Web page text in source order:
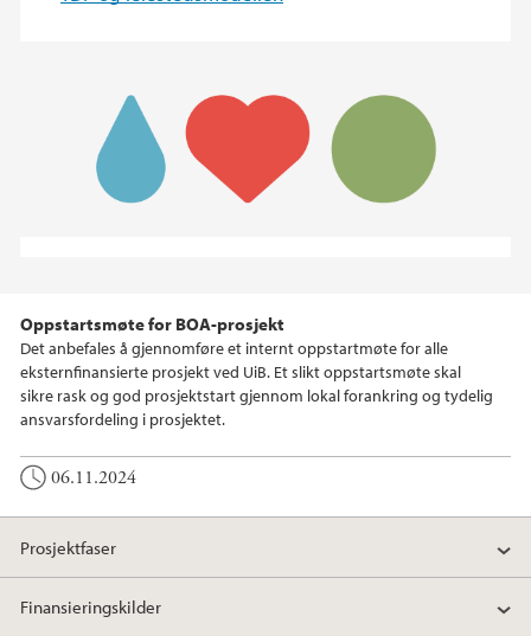
Oppstartsmøte for BOA-prosjekt
Det anbefales å gjennomføre et internt oppstartmøte for alle
eksternfinansierte prosjekt ved UiB. Et slikt oppstartsmøte skal
sikre rask og god prosjektstart gjennom lokal forankring og tydelig
ansvarsfordeling i prosjektet.
06.11.2024
Prosjektfaser
Finansieringskilder